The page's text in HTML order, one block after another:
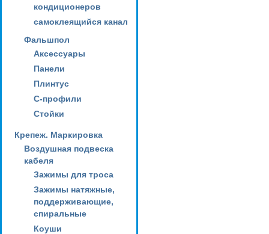
кондиционеров
самоклеящийся канал
Фальшпол
Аксессуары
Панели
Плинтус
С-профили
Стойки
Крепеж. Маркировка
Воздушная подвеска
кабеля
Зажимы для троса
Зажимы натяжные,
поддерживающие,
спиральные
Коуши